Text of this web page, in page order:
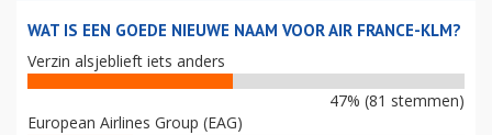
WAT IS EEN GOEDE NIEUWE NAAM VOOR AIR FRANCE-KLM?
Verzin alsjeblieft iets anders
47% (81 stemmen)
European Airlines Group (EAG)